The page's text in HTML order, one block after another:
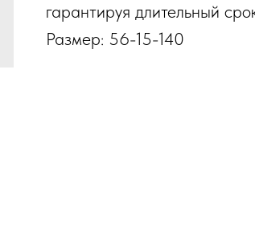
гарантируя длительный
Размер: 56-15-140